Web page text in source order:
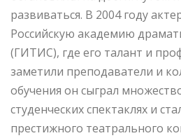
развиваться. В 2004 году
Российскую академию
(ГИТИС), где его талант и
заметили преподаватели и
обучения он сыграл
студенческих спектаклях и
престижного театрального